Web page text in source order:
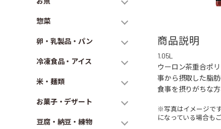
惣菜
卵・乳製品・パン
冷凍食品・アイス
米・麺類
お菓子・デザート
豆腐・納豆・練物
商品説明
1.05L
ウーロン茶重合ポ
事から摂取した脂
食事を摂りがちな
※写真はイメージで
になっている場合も